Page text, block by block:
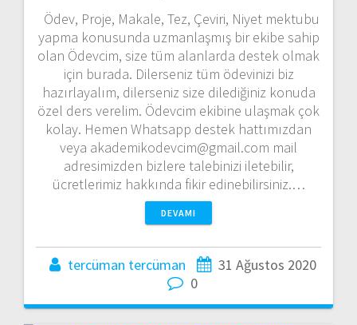
Ödev, Proje, Makale, Tez, Çeviri, Niyet mektubu
yapma konusunda uzmanlaşmış bir ekibe sahip
olan Ödevcim, size tüm alanlarda destek olmak
için burada. Dilerseniz tüm ödevinizi biz
hazırlayalım, dilerseniz size dilediğiniz konuda
özel ders verelim. Ödevcim ekibine ulaşmak çok
kolay. Hemen Whatsapp destek hattımızdan
veya akademikodevcim@gmail.com mail
adresimizden bizlere talebinizi iletebilir,
ücretlerimiz hakkında fikir edinebilirsiniz.…
DEVAMI
tercüman tercüman
31 Ağustos 2020
0